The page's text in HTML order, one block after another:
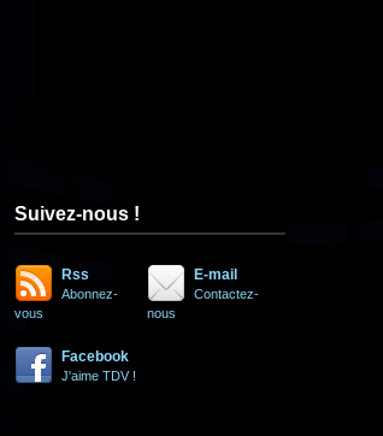
Suivez-nous !
Rss
Abonnez-
vous
E-mail
Contactez-
nous
Facebook
J'aime TDV !